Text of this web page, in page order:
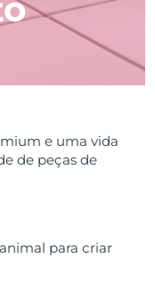
e uma vida
de peças de
para criar